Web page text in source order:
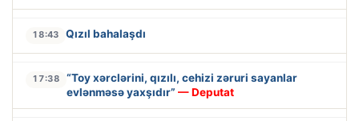
18:43 Qızıl bahalaşdı
17:38
“Toy xərclərini, qızılı, cehizi zəruri sayanlar
evlənməsə yaxşıdır” — Deputat